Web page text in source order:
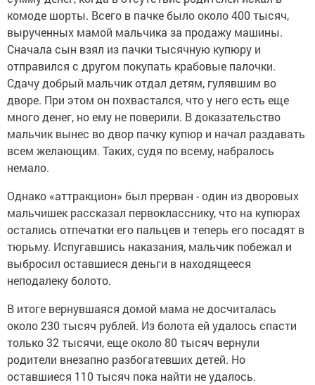
комоде шорты. Всего в пачке было около 400 тысяч,
вырученных мамой мальчика за продажу машины.
Сначала сын взял из пачки тысячную купюру и
отправился с другом покупать крабовые палочки.
Сдачу добрый мальчик отдал детям, гулявшим во
дворе. При этом он похвастался, что у него есть еще
много денег, но ему не поверили. В доказательство
мальчик вынес во двор пачку купюр и начал раздавать
всем желающим. Таких, судя по всему, набралось
немало.
Однако «аттракцион» был прерван - один из дворовых
мальчишек рассказал первокласснику, что на купюрах
остались отпечатки его пальцев и теперь его посадят в
тюрьму. Испугавшись наказания, мальчик побежал и
выбросил оставшиеся деньги в находящееся
неподалеку болото.
В итоге вернувшаяся домой мама не досчиталась
около 230 тысяч рублей. Из болота ей удалось спасти
только 32 тысячи, еще около 80 тысяч вернули
родители внезапно разбогатевших детей. Но
оставшиеся 110 тысяч пока найти не удалось.